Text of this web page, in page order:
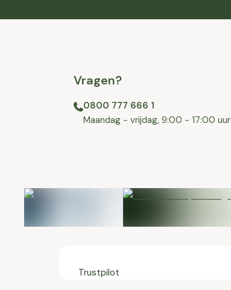
Vragen?
0800 777 666 1
⁠⁠Maandag - vrijdag, 9:00 - 17:00 uur
Trustpilot